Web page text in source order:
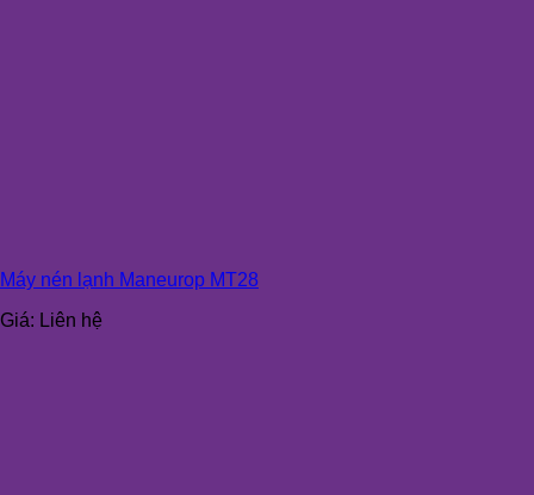
Máy nén lạnh Maneurop MT28
Giá: Liên hệ